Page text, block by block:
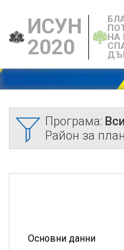
ИСУН
2020
НА
Програма:
Район за
Основни данни